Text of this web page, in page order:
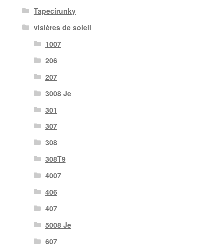
Tapecírunky
visières de soleil
1007
206
207
3008 Je
301
307
308
308T9
4007
406
407
5008 Je
607